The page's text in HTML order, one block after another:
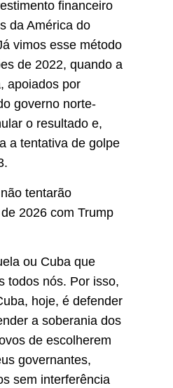
financeiro
da América do
vimos esse método
de 2022, quando a
apoiados por
governo norte-
o resultado e,
a tentativa de golpe
tentarão
2026 com Trump
ou Cuba que
todos nós. Por isso,
hoje, é defender
a soberania dos
de escolherem
governantes,
sem interferência